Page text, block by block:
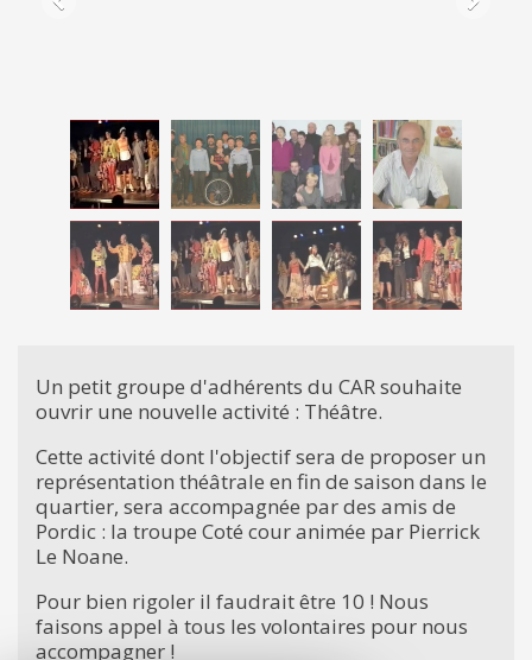
Un petit groupe d'adhérents du CAR souhaite
ouvrir une nouvelle activité : Théâtre.
Cette activité dont l'objectif sera de proposer un
représentation théâtrale en fin de saison dans le
quartier, sera accompagnée par des amis de
Pordic : la troupe Coté cour animée par Pierrick
Le Noane.
Pour bien rigoler il faudrait être 10 ! Nous
faisons appel à tous les volontaires pour nous
accompagner !